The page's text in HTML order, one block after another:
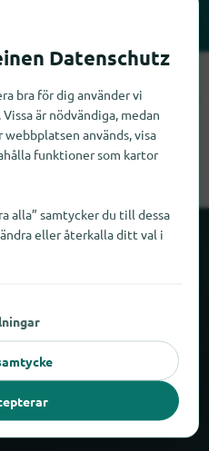
glada om du meddelade oss
bra för dig använder vi
är nödvändiga, medan
används, visa
funktioner som kartor
alla” samtycker du till dessa
eller återkalla ditt val i